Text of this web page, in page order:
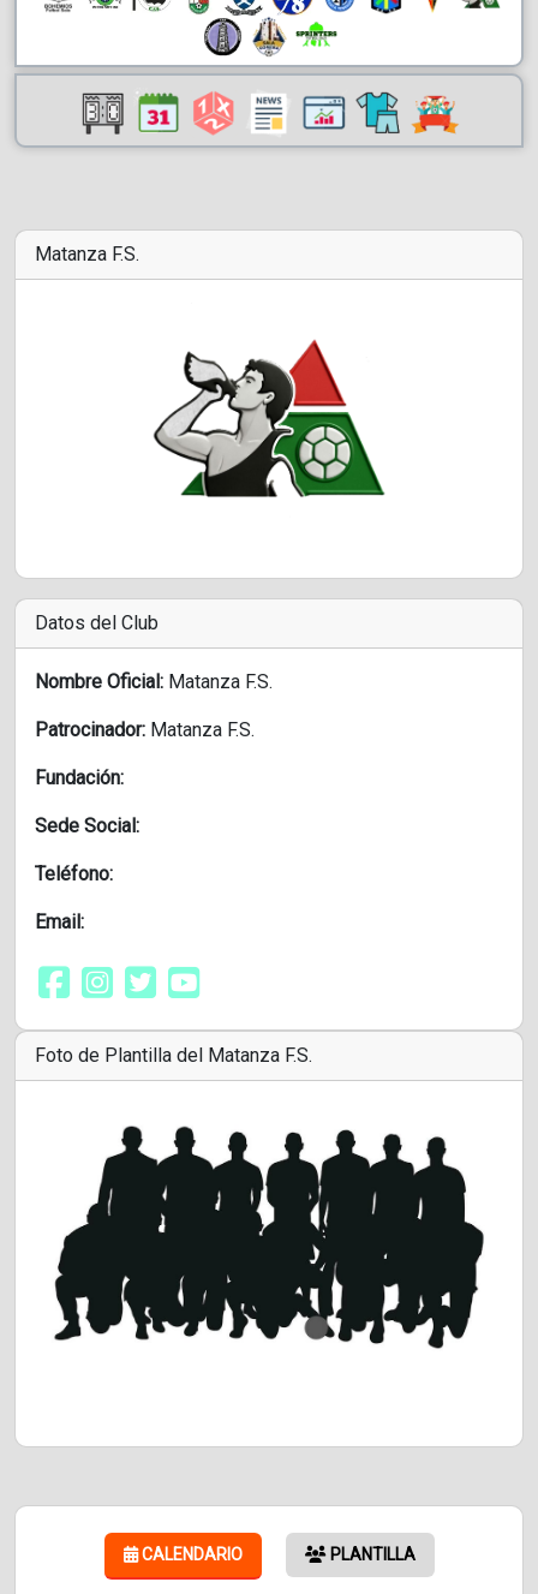
Matanza F.S.
Datos del Club
Nombre Oficial: Matanza F.S.
Patrocinador: Matanza F.S.
Fundación:
Sede Social:
Teléfono:
Email:
Foto de Plantilla del Matanza F.S.
CALENDARIO PLANTILLA